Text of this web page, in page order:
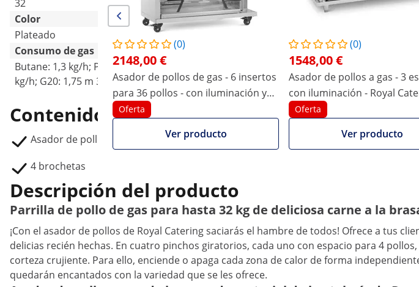
32
36 15
Color
Plateado
Consumo de gas
Butane: 1,3 kg/h; Propane: 1,28
kg/h; G20: 1,75 m 3
Butane: 1733.6 g/h; Propane:
1707.7 g/h; G20: 2.328 m³/h
G30: 1181 g/h;
G20: 1.587 m³/h
Comparar
Contenido del envío
Asador de pollos RCGCG-24
4 brochetas
(0)
2148,00 €
Asador de pollos de gas - 6 insertos
para 36 pollos - con iluminación y
ruedas - Royal Catering
Oferta
Ver producto
(0)
1548,00 €
Asador de pollos a gas - 3
con iluminación - Royal
Oferta
Ver producto
Descripción del producto
Parrilla de pollo de gas para hasta 32 kg de deliciosa carne a la
¡Con el asador de pollos de Royal Catering saciarás el hambre de todos! Ofrece a tus
delicias recién hechas. En cuatro pinchos giratorios, cada uno con espacio para 4
corteza crujiente. Para ello, enciende o apaga cada zona de calor de forma
quedarán encantados con la variedad que se les ofrece.